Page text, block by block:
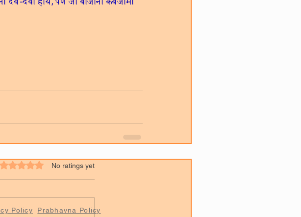
Rated 0 out of 5 stars.
No ratings yet
Policy Prabhavna Policy